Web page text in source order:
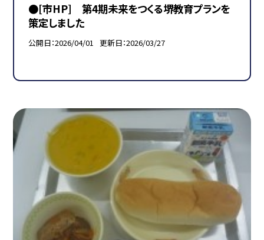
●[市HP] 第4期未来をつくる堺教育プランを
策定しました
公開日 2026/04/01 更新日 2026/03/27